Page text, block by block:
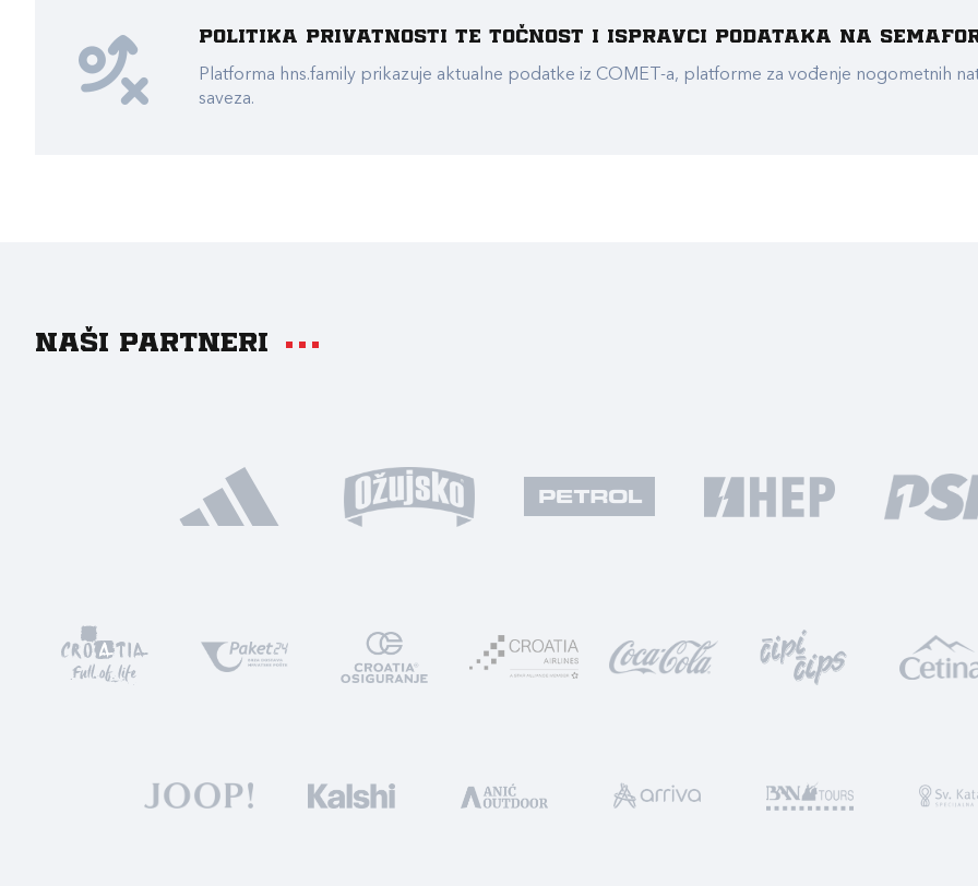
Politika privatnosti te točnost i ispravci podataka na
Platforma hns.family prikazuje aktualne podatke iz COMET-a, platforme za vođenje nogometnih
saveza.
Naši partneri